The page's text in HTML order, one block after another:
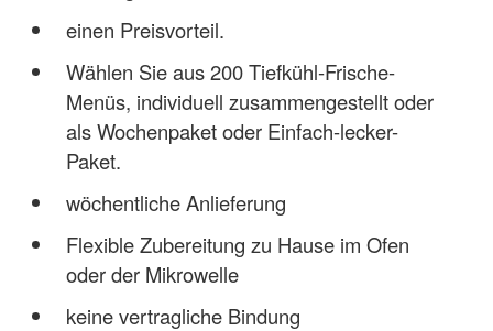
einen Preisvorteil.
Wählen Sie aus 200 Tiefkühl-Frische-
Menüs, individuell zusammengestellt oder
als Wochenpaket oder Einfach-lecker-
Paket.
wöchentliche Anlieferung
Flexible Zubereitung zu Hause im Ofen
oder der Mikrowelle
keine vertragliche Bindung